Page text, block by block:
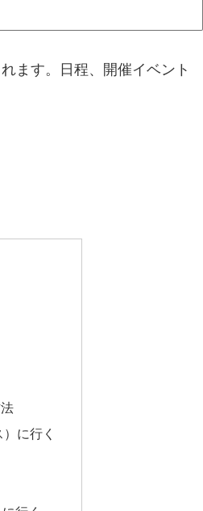
ます。日程、開催イベント
に行く